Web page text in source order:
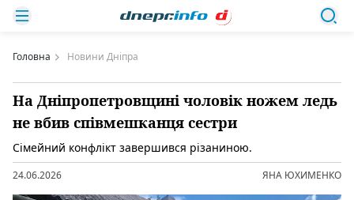
Головна Новини Дніпра
На Дніпропетровщині чоловік ножем ледь
не вбив співмешканця сестри
Сімейний конфлікт завершився різаниною.
24.06.2026 ЯНА ЮХИМЕНКО